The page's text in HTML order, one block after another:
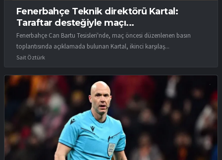
Fenerbahçe Teknik direktörü Kartal:
Taraftar desteğiyle maçı...
Fenerbahçe Can Bartu Tesisleri'nde, maç öncesi düzenlenen basın
toplantısında açıklamada bulunan Kartal, ikinci karşılaş...
Sait Öztürk